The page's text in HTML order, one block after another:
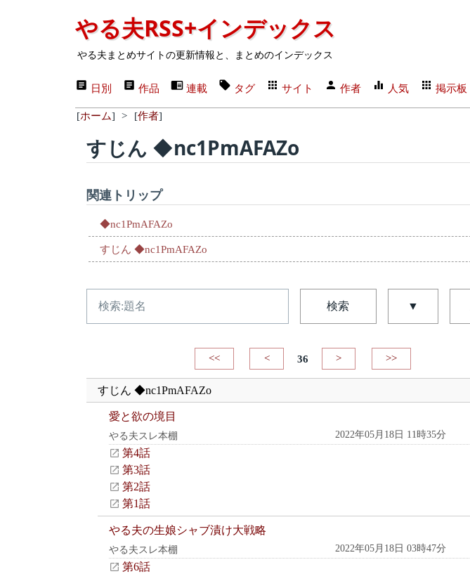
やる夫RSS+インデックス
やる夫まとめサイトの更新情報と、まとめのインデックス
日別 作品 連載 タグ サイト 作者 人気 掲示板
[ホーム] > [作者]
すじん ◆nc1PmAFAZo
関連トリップ
◆nc1PmAFAZo
すじん ◆nc1PmAFAZo
検索 ▼
<< < 36 > >>
すじん ◆nc1PmAFAZo
愛と欲の境目
やる夫スレ本棚 2022年05月18日 11時35分
第4話
第3話
第2話
第1話
やる夫の生娘シャブ漬け大戦略
やる夫スレ本棚 2022年05月18日 03時47分
第6話